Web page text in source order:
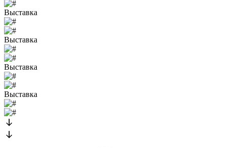
Выставка
Выставка
Выставка
Выставка